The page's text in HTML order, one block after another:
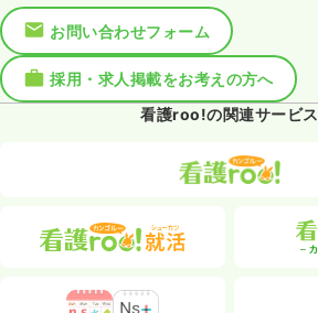
お問い合わせフォーム
採用・求人掲載をお考えの方へ
看護roo!の関連サービス